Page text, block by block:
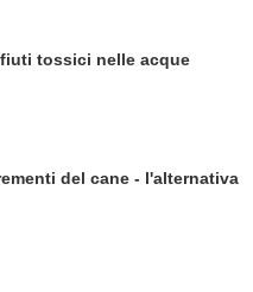
tossici nelle acque
del cane - l'alternativa